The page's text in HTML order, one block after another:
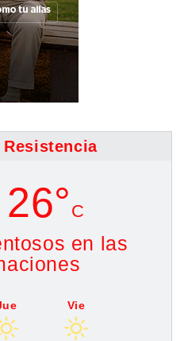
26° C
en las
Vie